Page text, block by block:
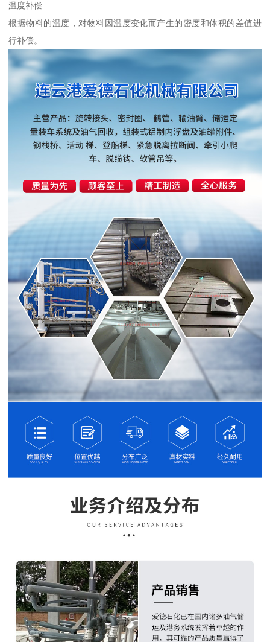
温度补偿
根据物料的温度，对物料因温度变化而产生的密度和体积的差值进
行补偿。